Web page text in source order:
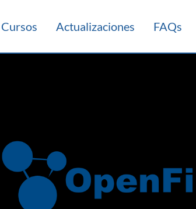
Cursos Actualizaciones FAQs